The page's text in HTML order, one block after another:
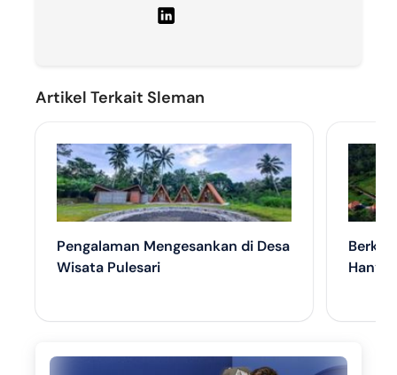
Artikel Terkait Sleman
Pengalaman Mengesankan di Desa
Wisata Pulesari
Hanya